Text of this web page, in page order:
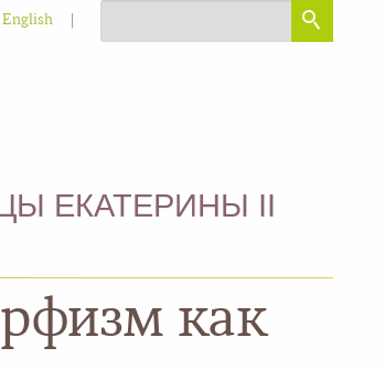
English
ЕКАТЕРИНЫ II
как